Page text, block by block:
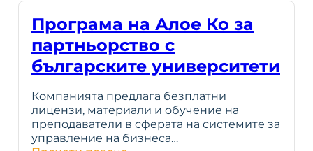
Програма на Алое Ко за
партньорство с
българските университети
Компанията предлага безплатни
лицензи, материали и обучение на
преподаватели в сферата на системите за
управление на бизнеса…